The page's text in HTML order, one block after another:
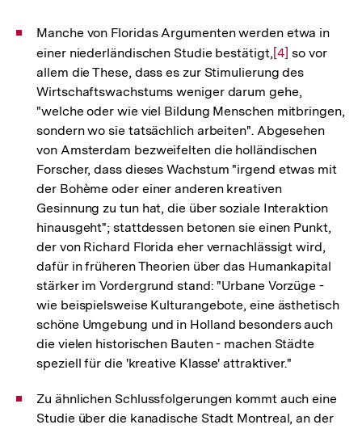
Manche von Floridas Argumenten werden etwa in
einer niederländischen Studie bestätigt,Zur
Auflösung
der
Fußnote
[4] so vor
allem die These, dass es zur Stimulierung des
Wirtschaftswachstums weniger darum gehe,
"welche oder wie viel Bildung Menschen mitbringen,
sondern wo sie tatsächlich arbeiten". Abgesehen
von Amsterdam bezweifelten die holländischen
Forscher, dass dieses Wachstum "irgend etwas mit
der Bohème oder einer anderen kreativen
Gesinnung zu tun hat, die über soziale Interaktion
hinausgeht"; stattdessen betonen sie einen Punkt,
der von Richard Florida eher vernachlässigt wird,
dafür in früheren Theorien über das Humankapital
stärker im Vordergrund stand: "Urbane Vorzüge -
wie beispielsweise Kulturangebote, eine ästhetisch
schöne Umgebung und in Holland besonders auch
die vielen historischen Bauten - machen Städte
speziell für die 'kreative Klasse' attraktiver."
Zu ähnlichen Schlussfolgerungen kommt auch eine
Studie über die kanadische Stadt Montreal, an der